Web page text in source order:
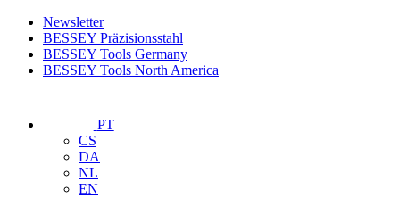
Newsletter
BESSEY Präzisionsstahl
BESSEY Tools Germany
BESSEY Tools North America
PT
CS
DA
NL
EN